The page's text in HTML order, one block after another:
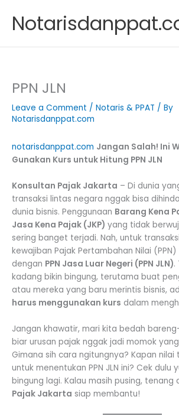
content
PPN JLN
Leave a Comment / Notaris & PPAT / By
Notarisdanppat.com
notarisdanppat.com Jangan Salah! Ini
Gunakan Kurs untuk Hitung PPN JLN
Konsultan Pajak Jakarta – Di dunia
transaksi lintas negara nggak bisa
dunia bisnis. Penggunaan Barang Kena
Jasa Kena Pajak (JKP) yang tidak
sering banget terjadi. Nah, untuk
kewajiban Pajak Pertambahan Nilai
dengan PPN Jasa Luar Negeri (PPN JLN).
kadang bikin bingung, terutama buat
atau mereka yang baru merintis bisnis,
harus menggunakan kurs dalam
Jangan khawatir, mari kita bedah
biar urusan pajak nggak jadi momok
Gimana sih cara ngitungnya? Kapan
untuk menentukan PPN JLN ini? Cek dulu
bingung lagi. Kalau masih pusing, tenang
Pajak Jakarta siap membantu!